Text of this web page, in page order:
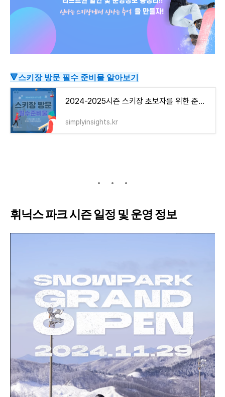
🔻스키장 방문 필수 준비물 알아보기
2024-2025시즌 스키장 초보자를 위한 준비물 꿀팁 완벽 정리
simplyinsights.kr
휘닉스 파크 시즌 일정 및 운영 정보